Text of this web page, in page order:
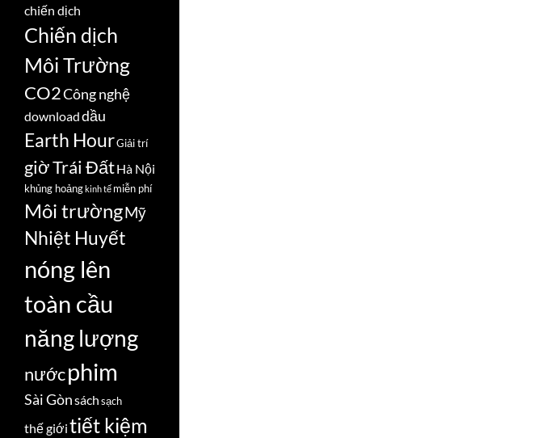
chiến dịch
Chiến dịch
Môi Trường
CO2Công nghệ
downloaddầu
Earth HourGiải trí
giờ Trái ĐấtHà Nội
khủng hoảngkinh tế miễn phí
Môi trườngMỹ
Nhiệt Huyết
nóng lên
toàn cầu
năng lượng
nướcphim
Sài Gònsáchsạch
thế giớitiết kiệm